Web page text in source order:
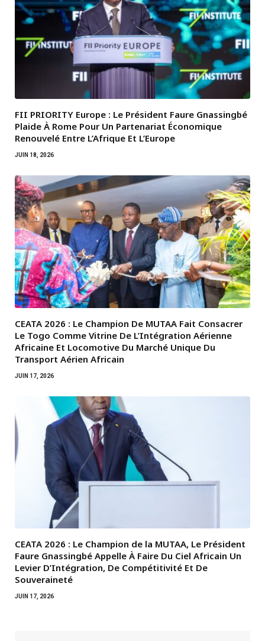
FII PRIORITY Europe : Le Président Faure Gnassingbé
Plaide À Rome Pour Un Partenariat Économique
Renouvelé Entre L’Afrique Et L’Europe
JUIN 18, 2026
CEATA 2026 : Le Champion De MUTAA Fait Consacrer
Le Togo Comme Vitrine De L’Intégration Aérienne
Africaine Et Locomotive Du Marché Unique Du
Transport Aérien Africain
JUIN 17, 2026
CEATA 2026 : Le Champion de la MUTAA, Le Président
Faure Gnassingbé Appelle À Faire Du Ciel Africain Un
Levier D’Intégration, De Compétitivité Et De
Souveraineté
JUIN 17, 2026